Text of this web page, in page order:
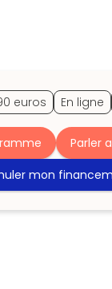
euros En ligne
Parler
mon